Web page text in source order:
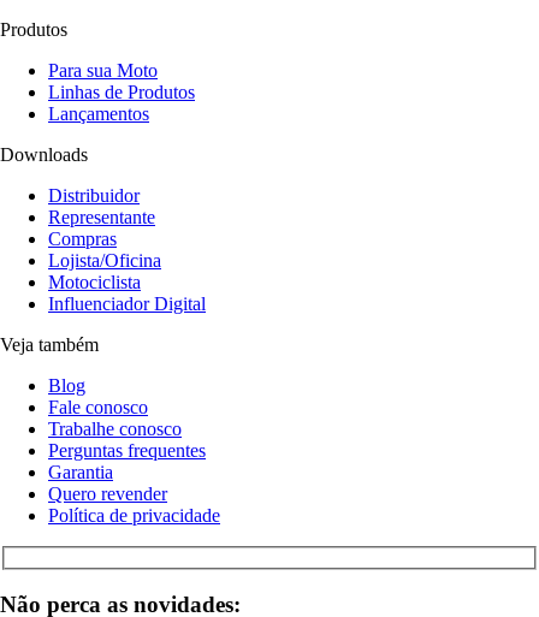
Produtos
Para sua Moto
Linhas de Produtos
Lançamentos
Downloads
Distribuidor
Representante
Compras
Lojista/Oficina
Motociclista
Influenciador Digital
Veja também
Blog
Fale conosco
Trabalhe conosco
Perguntas frequentes
Garantia
Quero revender
Política de privacidade
Não perca as novidades: